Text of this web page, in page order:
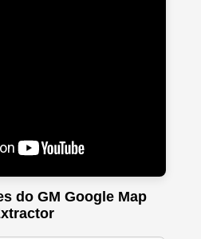
do GM Google Map